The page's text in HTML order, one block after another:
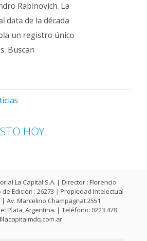
Rabinovich. La
data de la década
un registro único
Buscan
HOY
La Capital S.A. | Director : Florencio
Edición : 26273 | Propiedad Intelectual
| Av. Marcelino Champagnat 2551
Plata, Argentina. | Teléfono: 0223 478